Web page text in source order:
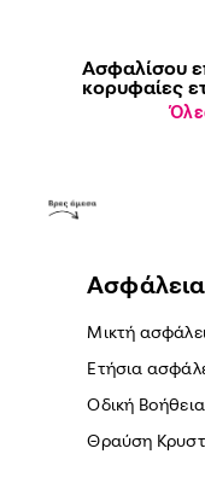
Ασφαλίσου
κορυφαίες
Μικτή
Ετήσια
Οδική Βοήθεια
Θραύση